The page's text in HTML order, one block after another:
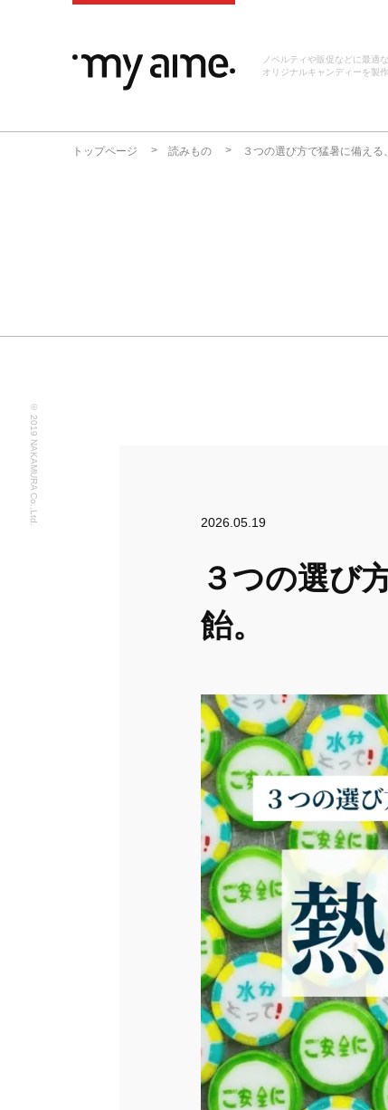
ノベルティや販促などに最適な
オリジナルキャンディーを製作
トップページ 読みもの ３つの選び方で猛暑に備える
2026.05.19
３つの選び
飴。
©︎ 2019 NAKAMURA Co.,Ltd.